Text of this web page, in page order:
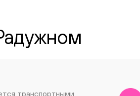
транспортными